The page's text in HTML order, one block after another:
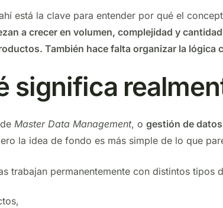
está la clave para entender por qué el
a crecer en volumen, complejidad y
También hace falta organizar la lógica
significa
Master Data Management, o gestión de
la idea de fondo es más simple de lo que
trabajan permanentemente con distintos tipos